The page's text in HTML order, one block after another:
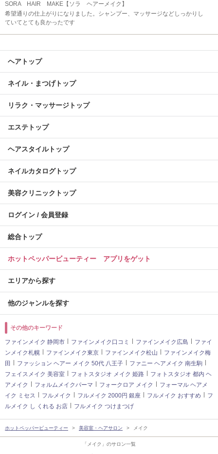
「メイク」のサロン一覧
SORA HAIR MAKE【ソラ ヘアーメイク】
希望通りの仕上がりになりました。シャンプー、マッサージなどしっかりし
ていてとても良かったです
ヘアトップ
ネイル・まつげトップ
リラク・マッサージトップ
エステトップ
ヘアスタイルトップ
ネイルカタログトップ
美容クリニックトップ
ログイン / 会員登録
総合トップ
ホットペッパービューティー アプリをゲット
エリアから探す
他のジャンルを探す
その他のキーワード
ファインメイク 静岡市 ファインメイク口コミ ファインメイク広島
ファイ
ンメイク札幌
ファインメイク東京 ファインメイク松山
ファインメイク梅
田
ファッション ヘアー メイク 50代 八王子
ファニー ヘアメイク 南生駒
フェイスメイク 美容室
フォトスタジオ メイク 姫路
フォトスタジオ 都内 ヘ
アメイク
フォルムメイクパーマ フォークロア メイク
フォーマル ヘアメ
イク ミセス
フルメイク フルメイク 2000円 銀座 フルメイク おすすめ
フ
ルメイク し くれる お店
フルメイク つけまつげ
ホットペッパービューティー 美容室・ヘアサロン メイク